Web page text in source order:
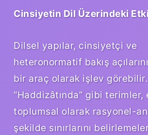
Cinsiyetin Dil Üzerindeki
Dilsel yapılar, cinsiyetçi ve
heteronormatif bakış
bir araç olarak işlev görebilir.
“Haddizâtında” gibi terimler,
toplumsal olarak rasyonel-
şekilde sınırlarını